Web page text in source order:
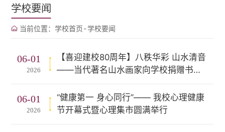
学校要闻
当前位置： 学校首页-学校要闻
06-01
2026
【喜迎建校80周年】八秩华彩 山水清音
——当代著名山水画家向学校捐赠书画
06-01
2026
“健康第一 身心同行”—— 我校心理健康
节开幕式暨心理集市圆满举行